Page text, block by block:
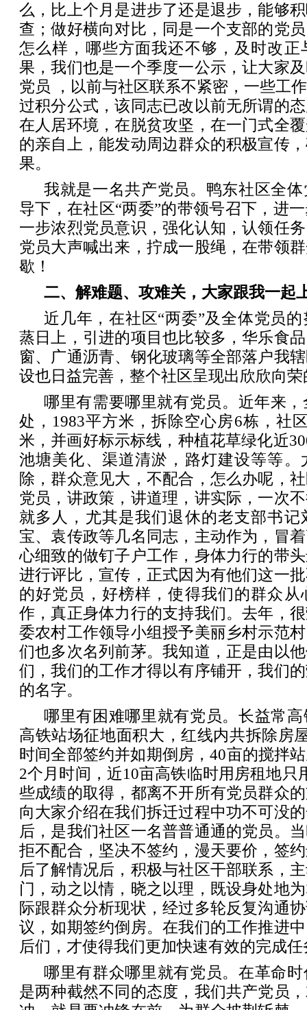
么，比上个月是进步了还是退步，能够
查；做好横向对比，同是一个支部的党
怎么样，哪些方面我还不够，及时改正
果，我们也是一个季度一公示，让大家
党员 ，以前与社区联系不紧密，一些工
过积分公式，该同志已改以前无所谓的
在人居环境，在脱贫攻坚，在一门式全
的亲自上，能发动周边群众的积极宣传
果。
我就是一名共产党员。鸭东社区全
导下，在社区“两委”的带领号召下，进
一步浓烈党员意识，强化认知，认领任
党员大声喊出来，拧成一股绳，在带领
歇！
二、解难题、攻难关，大家跟我一起
近几年，在社区“两委”及全体党员
蒸日上，引进的项目也比较多，华乐食
窗、广通沥青、钢化玻璃等全部落户我
设也日益完善，整个社区呈现出欣欣向
哪里有需要哪里就有党员。近年来
处，1983平方米，拆除空心房6栋，社
米，并画好标示标线，种植花草绿化近
池塘美化、渠道清淤，路灯建设等等。
除，群众意见大，不配合，怎么办呢，
党员，讲政策，讲道理，讲实际，一次
就多人，尤其是我们退休的老支部书记
宝、袁传政等几名同志，主动作为，冒
心细致的做钉子户工作，身体力行的带
进行评比，宣传，正式因为有他们这一
的好党员，好榜样，使得我们的群众从
作，真正身体力行的支持我们。去年，
委农村工作领导小组授予美丽乡村示范
们也多次名列前茅。我知道，正是由以
们，我们的工作才得以有序铺开，我们
的名字。
哪里有困难哪里就有党员。长益常
高铁站场征地面积大，红线内共拆除房
时间全部签约并如期倒房，40亩的搅拌
2个月时间，近10亩高铁临时用房租地只
些成绩的取得，都离不开所有党员群众
向大家介绍在我们拆迁过程中功不可没
后，是我们社区一名普普通通的党员。
拒不配合，坚决不签约，漫天要价，签
后了解情况后，积极与社区干部联系，
门，动之以情，晓之以理，既设身处地
际跟群众分析现状，经过多轮反复沟通
议，如期签约倒房。在我们的工作推进
后们，才使得我们更加快速有效的完成
哪里有群众哪里就有党员。在革命
是两种截然不同的态度，我们共产党员